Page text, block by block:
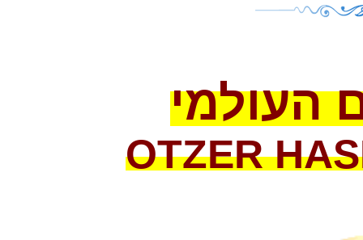
העולמי
OTZER